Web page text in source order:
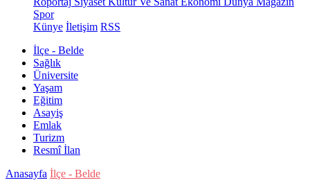
Spor
Künye İletişim RSS
İlçe - Belde
Sağlık
Üniversite
Yaşam
Eğitim
Asayiş
Emlak
Turizm
Resmî İlan
Anasayfa İlçe - Belde